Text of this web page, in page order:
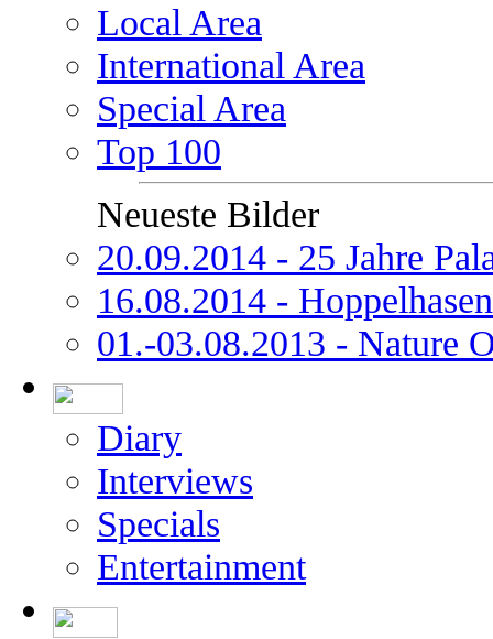
Local Area
International Area
Special Area
Top 100
Neueste Bilder
20.09.2014 - 25 Jahre
16.08.2014 -
01.-03.08.2013 - Nature
Diary
Interviews
Specials
Entertainment